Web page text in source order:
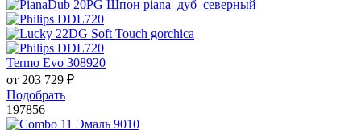
Termo Evo 308920
от 203 729 ₽
Подобрать
197856